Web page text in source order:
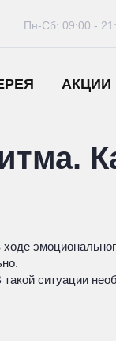
АКЦИИ
Пн-Сб: 09:00 -
ситуации